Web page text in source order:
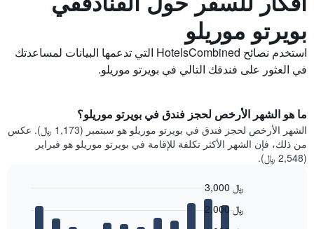
بويرتو موريلو
استخدم نصائح HotelsCombined التي تدعمها البيانات لمساعدتك
في العثور على فندقك التالي في بويرتو موريلو.
ما هو الشهر الأرخص لحجز فندق في بويرتو موريلو؟
الشهر الأرخص لحجز فندق في بويرتو موريلو هو سبتمبر (1,173 ﷼). عكس
من ذلك، فإن الشهر الأكثر تكلفة للإقامة في بويرتو موريلو هو فبراير
(2,548 ﷼).
2,000 ﷼
3,000 ﷼